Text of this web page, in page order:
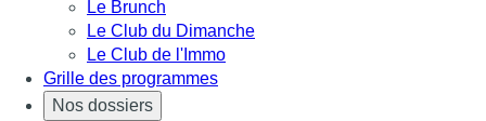
Le Brunch
Le Club du Dimanche
Le Club de l'Immo
Grille des programmes
Nos dossiers